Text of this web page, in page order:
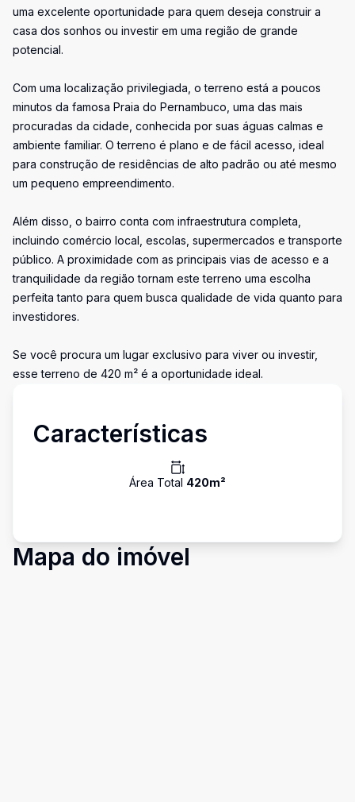
uma excelente oportunidade para quem deseja construir a
casa dos sonhos ou investir em uma região de grande
potencial.
Com uma localização privilegiada, o terreno está a poucos
minutos da famosa Praia do Pernambuco, uma das mais
procuradas da cidade, conhecida por suas águas calmas e
ambiente familiar. O terreno é plano e de fácil acesso, ideal
para construção de residências de alto padrão ou até mesmo
um pequeno empreendimento.
Além disso, o bairro conta com infraestrutura completa,
incluindo comércio local, escolas, supermercados e transporte
público. A proximidade com as principais vias de acesso e a
tranquilidade da região tornam este terreno uma escolha
perfeita tanto para quem busca qualidade de vida quanto para
investidores.
Se você procura um lugar exclusivo para viver ou investir,
esse terreno de 420 m² é a oportunidade ideal.
Características
Área Total 420m²
Mapa do imóvel